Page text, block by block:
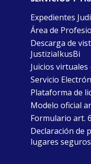
Expedientes
Área de
Descarga de
JustiziaIkusBi
Juicios
Servicio
Plataforma de
Modelo oficial
Formulario art.
Declaración de
lugares seguros